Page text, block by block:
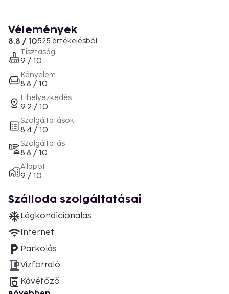
Vélemények
8.8 / 10525 értékelésből
Tisztaság
9 / 10
Kényelem
8.8 / 10
Elhelyezkedés
9.2 / 10
Szolgáltatások
8.4 / 10
Szolgáltatás
8.8 / 10
Állapot
9 / 10
Szálloda szolgáltatásai
Légkondicionálás
Internet
Parkolás
Vízforraló
Kávéfőző